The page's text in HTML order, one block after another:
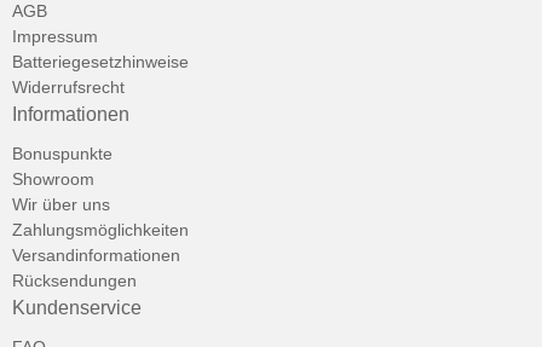
AGB
Impressum
Batteriegesetzhinweise
Widerrufsrecht
Informationen
Bonuspunkte
Showroom
Wir über uns
Zahlungsmöglichkeiten
Versandinformationen
Rücksendungen
Kundenservice